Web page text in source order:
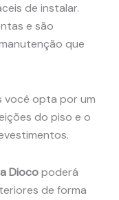
de instalar.
e são
que
você opta por um
do piso e o
Diocopoderá
de forma